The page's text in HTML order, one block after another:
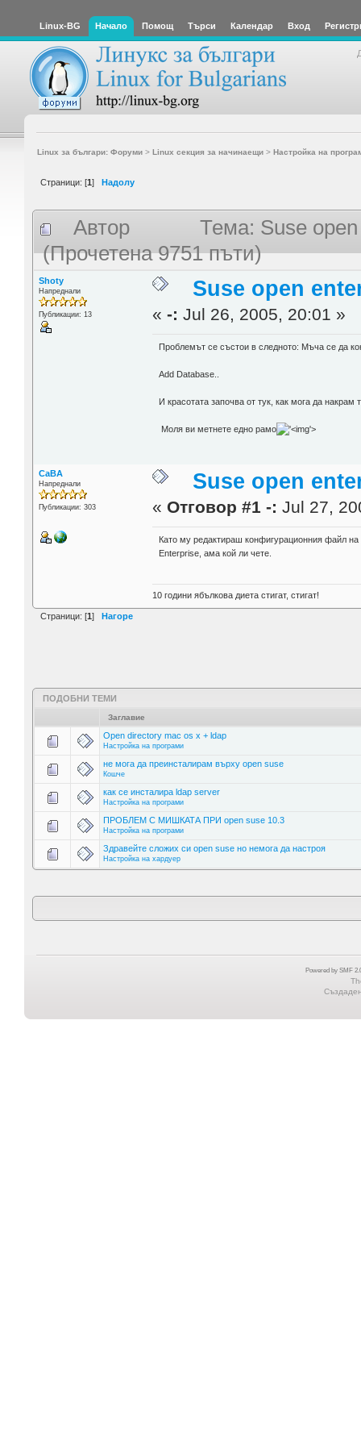
Linux-BG Начало Помощ Търси Календар Вход
Linux за българи: Форуми> Linux секция за начинаещи> Настройка на
Страници: [1] Надолу
Автор
Тема: Suse
(Прочетена 9751 пъти)
Shoty
Напреднали
Публикации: 13
Suse open
«-: Jul 26, 2005, 20:01 »
Проблемът се състои в следното: Мъча се да
Add Database..
И красотата започва от тук, как мога да
Моля ви метнете едно рамо '>
CaBA
Напреднали
Публикации: 303
Suse open
« Отговор #1 -: Jul 27,
Като му редактираш конфигурационния файл
Enterprise, ама кой ли чете.
10 години ябълкова диета стигат, стигат!
Страници: [1] Нагоре
ПОДОБНИ ТЕМИ
Заглавие
Open directory mac os x + ldap
Настройка на програми
не мога да преинсталирам върху open suse
Кошче
как се инсталира ldap server
Настройка на програми
ПРОБЛЕМ С МИШКАТА ПРИ open suse 10.3
Настройка на програми
Здравейте сложих си open suse но немога да настроя
Настройка на хардуер
Powered by SMF